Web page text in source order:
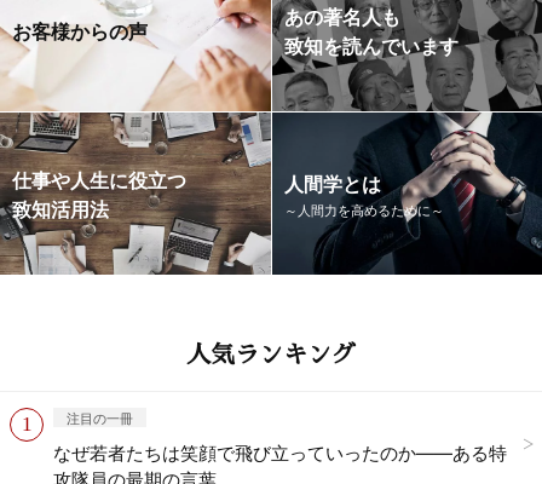
お客様からの声
あの著名人も
致知を読んでいます
仕事や人生に役立つ
致知活用法
人間学とは
～人間力を高めるために～
人気ランキング
注目の一冊
なぜ若者たちは笑顔で飛び立っていったのか——ある特